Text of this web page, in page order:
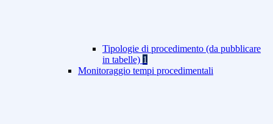
Tipologie di procedimento (da pubblicare
in tabelle) 1
Monitoraggio tempi procedimentali